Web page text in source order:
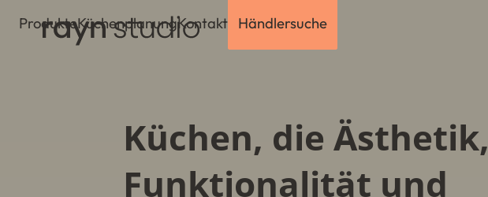
ProdukteKüchenplanungKontakt Händlersuche
Küchen, die Ästhetik,
Funktionalität und